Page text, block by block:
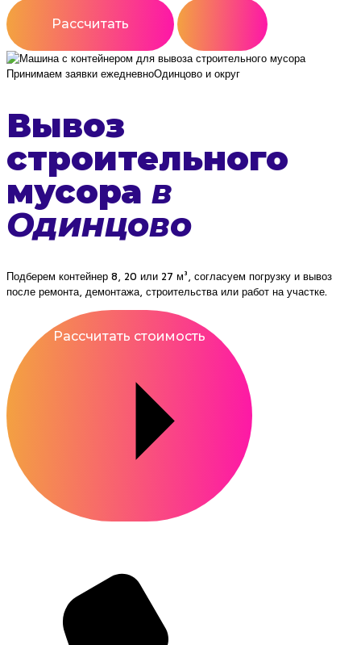
Рассчитать
Принимаем заявки ежедневноОдинцово и округ
Вывоз
строительного
мусора в
Одинцово
Подберем контейнер 8, 20 или 27 м³, согласуем погрузку и вывоз
после ремонта, демонтажа, строительства или работ на участке.